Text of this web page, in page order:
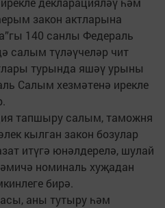
закон актларына
140 санлы Федераль
салым түләүчеләр чит
турында яшәү урыны
Салым хезмәтенә ирекле
тапшыру салым, таможня
кылган закон бозулар
итүгә юнәлдерелә, шулай
номиналь хуҗадан
бирә.
аны тутыру һәм